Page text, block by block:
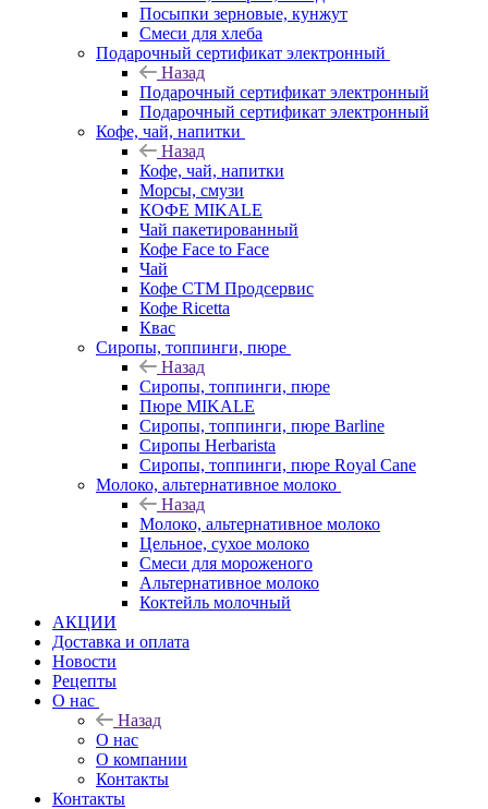
Посыпки зерновые, кунжут
Смеси для хлеба
Подарочный сертификат электронный
Назад
Подарочный сертификат электронный
Подарочный сертификат электронный
Кофе, чай, напитки
Назад
Кофе, чай, напитки
Морсы, смузи
КОФЕ MIKALE
Чай пакетированный
Кофе Face to Face
Чай
Кофе СТМ Продсервис
Кофе Ricetta
Квас
Сиропы, топпинги, пюре
Назад
Сиропы, топпинги, пюре
Пюре MIKALE
Сиропы, топпинги, пюре Barline
Сиропы Herbarista
Сиропы, топпинги, пюре Royal Cane
Молоко, альтернативное молоко
Назад
Молоко, альтернативное молоко
Цельное, сухое молоко
Смеси для мороженого
Альтернативное молоко
Коктейль молочный
АКЦИИ
Доставка и оплата
Новости
Рецепты
О нас
Назад
О нас
О компании
Контакты
Контакты